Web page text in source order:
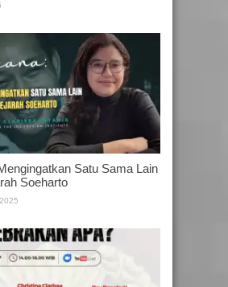
Satu Sama Lain
Soeharto